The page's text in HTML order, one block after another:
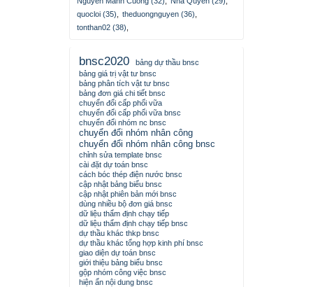
quocloi (35)
theduongnguyen (36)
tonthan02 (38)
bnsc2020
bảng dự thầu bnsc
bảng giá trị vật tư bnsc
bảng phân tích vật tư bnsc
bảng đơn giá chi tiết bnsc
chuyển đổi cấp phối vữa
chuyển đổi cấp phối vữa bnsc
chuyển đổi nhóm nc bnsc
chuyển đổi nhóm nhân công
chuyển đổi nhóm nhân công bnsc
chỉnh sửa template bnsc
cài đặt dự toán bnsc
cách bóc thép điện nước bnsc
cập nhật bảng biểu bnsc
cập nhật phiên bản mới bnsc
dùng nhiều bộ đơn giá bnsc
dữ liệu thẩm định chạy tiếp
dữ liệu thẩm định chạy tiếp bnsc
dự thầu khác thkp bnsc
dự thầu khác tổng hợp kinh phí bnsc
giao diện dự toán bnsc
giới thiệu bảng biểu bnsc
gộp nhóm công việc bnsc
hiện ẩn nội dung bnsc